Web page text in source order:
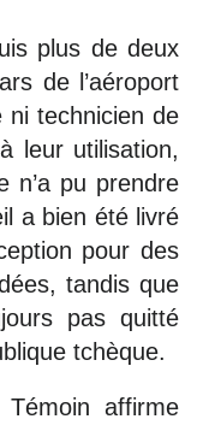
plus de deux
de l’aéroport
ni technicien de
leur utilisation,
n’a pu prendre
a bien été livré
pour des
tandis que
pas quitté
tchèque.
affirme